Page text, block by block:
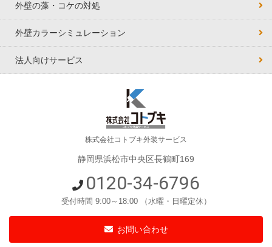
株式会社コトブキ外装サービス
静岡県浜松市中央区長鶴町169
0120-34-6796
受付時間 9:00～18:00 （水曜・日曜定休）
お問い合わせ
外壁の藻・コケの対処
外壁カラーシミュレーション
法人向けサービス